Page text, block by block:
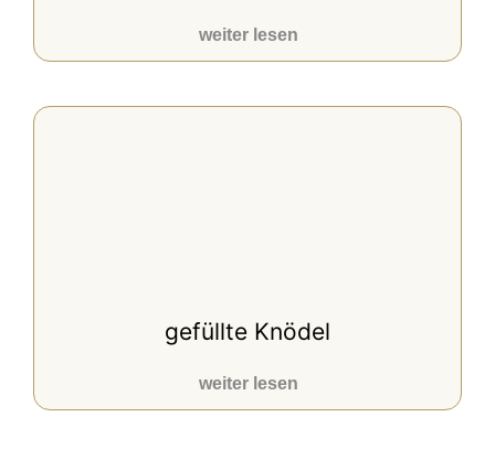
weiter lesen
gefüllte Knödel
weiter lesen